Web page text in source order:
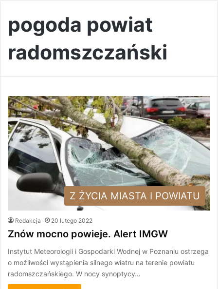
pogoda powiat
radomszczański
Z ŻYCIA MIASTA I POWIATU
Redakcja 20 lutego 2022
Znów mocno powieje. Alert IMGW
Instytut Meteorologii i Gospodarki Wodnej w Poznaniu ostrzega
o możliwości wystąpienia silnego wiatru na terenie powiatu
radomszczańskiego. W nocy synoptycy…